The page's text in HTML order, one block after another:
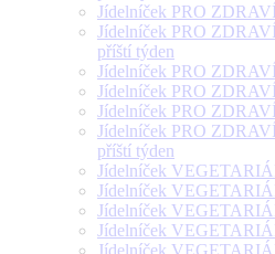
Jídelníček PRO
Jídelníček PRO
příští týden
Jídelníček PRO
Jídelníček PRO
Jídelníček PRO
Jídelníček PRO
příští týden
Jídelníček
Jídelníček
Jídelníček
Jídelníček
Jídelníček